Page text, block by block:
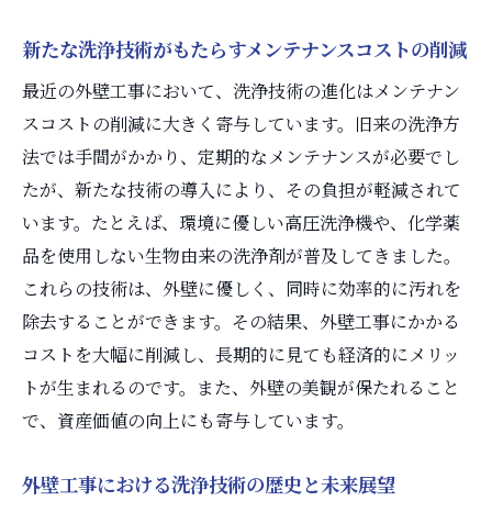
線
環境配慮型洗浄技術が注目される理由
外壁工事における持続可能な洗浄手法
未来を見据えた外壁洗浄技術の開発
環境に優しい洗浄技術の最新トレンド
外壁工事での環境配慮の実施方法
エコに配慮した洗浄技術の選び方
外壁工事におけるナノコーティング技術の役割
ナノコーティングが外壁に与える効果
耐久性を高めるナノコーティング技術の秘
密
ナノコーティングと従来技術の比較
新たな洗浄技術がもたらすメンテナンスコストの削減
最近の外壁工事において、洗浄技術の進化はメンテナン
スコストの削減に大きく寄与しています。旧来の洗浄方
法では手間がかかり、定期的なメンテナンスが必要でし
たが、新たな技術の導入により、その負担が軽減されて
います。たとえば、環境に優しい高圧洗浄機や、化学薬
品を使用しない生物由来の洗浄剤が普及してきました。
これらの技術は、外壁に優しく、同時に効率的に汚れを
除去することができます。その結果、外壁工事にかかる
コストを大幅に削減し、長期的に見ても経済的にメリッ
トが生まれるのです。また、外壁の美観が保たれること
で、資産価値の向上にも寄与しています。
外壁工事における洗浄技術の歴史と未来展望